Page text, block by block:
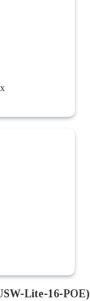
Lite-16-POE)